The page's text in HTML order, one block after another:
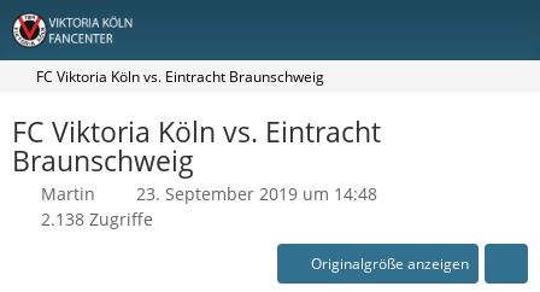
FC Viktoria Köln vs. Eintracht Braunschweig
FC Viktoria Köln vs. Eintracht
Braunschweig
Martin
23. September 2019 um 14:48
2.138 Zugriffe
Originalgröße anzeigen